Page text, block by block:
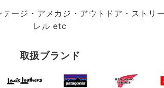
ージ・アメカジ・アウトドア・ストリ
レル etc
取扱ブランド